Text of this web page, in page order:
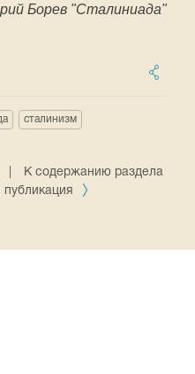
Борев "Сталиниада"
сталинизм
К содержанию раздела